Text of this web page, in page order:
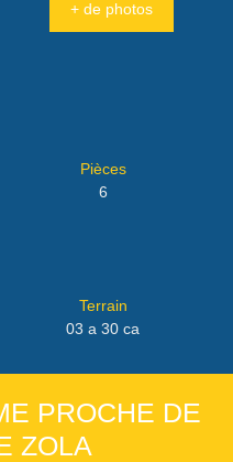
+ de photos
Pièces
6
Terrain
03 a 30 ca
PROCHE DE
ZOLA